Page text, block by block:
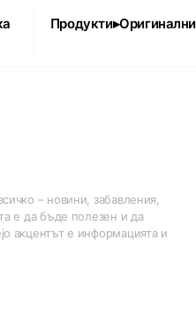
– новини, забавления,
е да бъде полезен и да
акцентът е информацията и